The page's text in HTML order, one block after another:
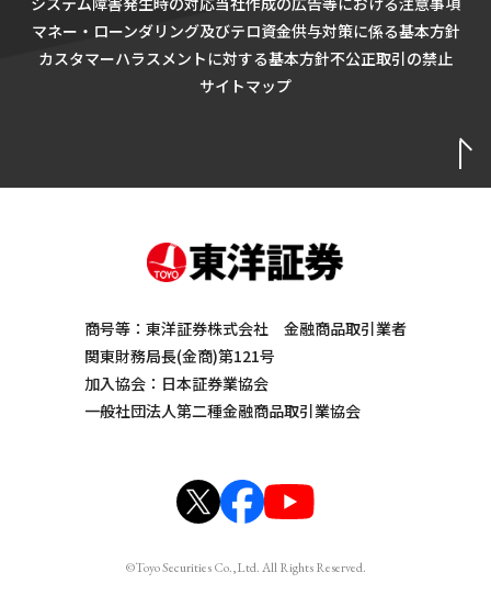
マネー・ローンダリング及びテロ資金供与対策に係る基本方針
カスタマーハラスメントに対する基本方針不公正取引の禁止
サイトマップ
商号等：東洋証券株式会社 金融商品取引業者
関東財務局長(金商)第121号
加入協会：日本証券業協会
一般社団法人第二種金融商品取引業協会
©Toyo Securities Co.,Ltd. All Rights Reserved.